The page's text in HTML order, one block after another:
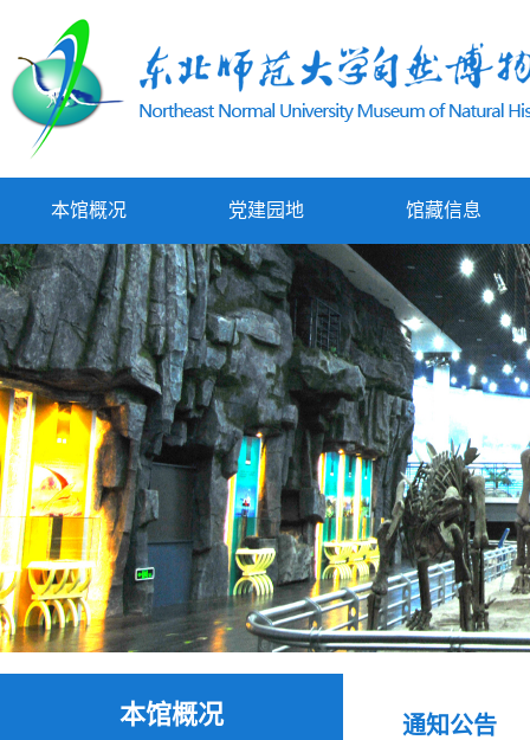
本馆概况 党建园地 馆藏信息
本馆概况 通知公告